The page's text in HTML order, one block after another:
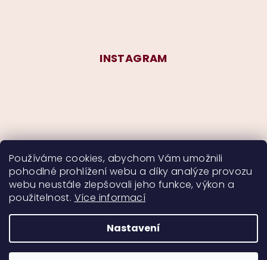
Používáme cookies, abychom Vám umožnili
pohodlné prohlížení webu a díky analýze provozu
webu neustále zlepšovali jeho funkce, výkon a
použitelnost. Více informací
Nastavení
INSTAGRAM
Sledovat na Instagramu